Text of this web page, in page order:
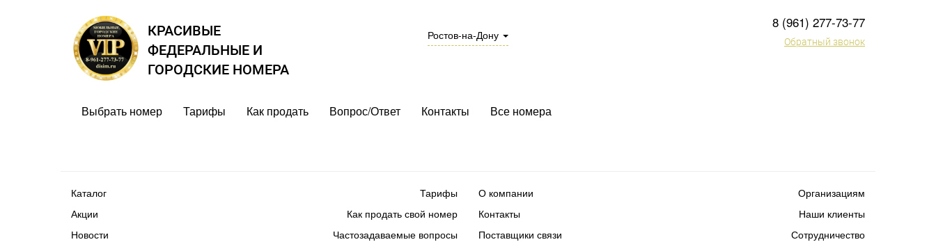
КРАСИВЫЕ
ФЕДЕРАЛЬНЫЕ И
ГОРОДСКИЕ НОМЕРА
Ростов-на-Дону
8 (961) 277-73-77
Обратный звонок
Выбрать номер Тарифы Как продать Вопрос/Ответ Контакты Все номера
Каталог
Акции
Новости
Тарифы
Как продать свой номер
Частозадаваемые вопросы
О компании
Контакты
Поставщики связи
Организациям
Наши клиенты
Сотрудничество